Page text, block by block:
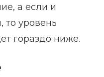
а если и
то уровень
гораздо ниже.